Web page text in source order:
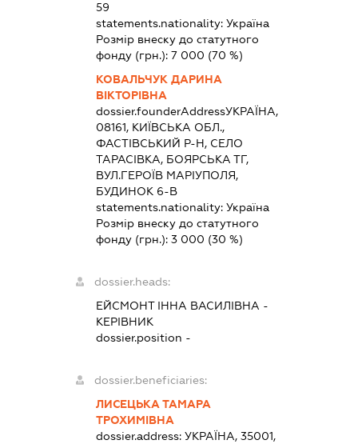
59
statements.nationality:Україна
Розмір внеску до статутного
фонду (грн.):7 000 (70 %)
КОВАЛЬЧУК ДАРИНА
ВІКТОРІВНА
dossier.founderAddressУКРАЇНА,
08161, КИЇВСЬКА ОБЛ.,
ФАСТІВСЬКИЙ Р-Н, СЕЛО
ТАРАСІВКА, БОЯРСЬКА ТГ,
ВУЛ.ГЕРОЇВ МАРІУПОЛЯ,
БУДИНОК 6-В
statements.nationality:Україна
Розмір внеску до статутного
фонду (грн.):3 000 (30 %)
dossier.heads:
ЕЙСМОНТ ІННА ВАСИЛІВНА -
КЕРІВНИК
dossier.position -
dossier.beneficiaries:
ЛИСЕЦЬКА ТАМАРА
ТРОХИМІВНА
dossier.address:УКРАЇНА, 35001,